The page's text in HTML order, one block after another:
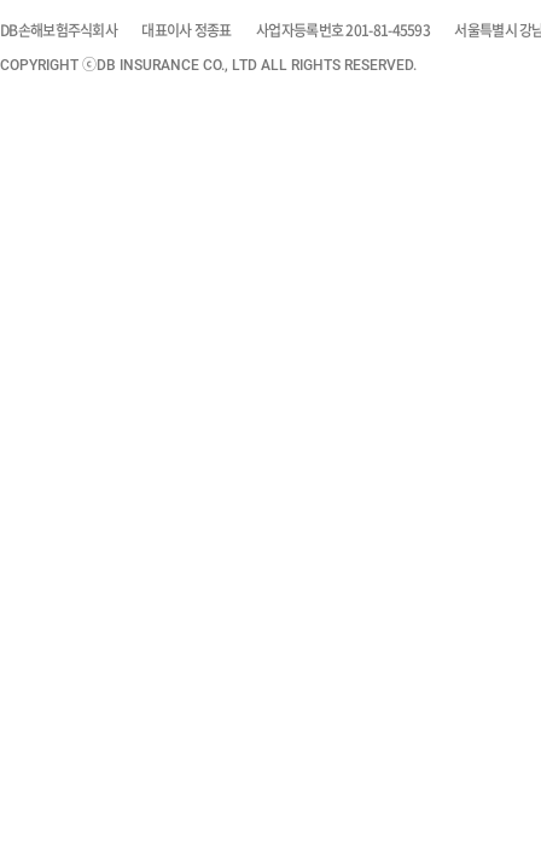
DB손해보험주식회사 대표이사 정종표 사업자등록번호 201-81-45593 서울특별시 강
COPYRIGHT ⓒDB INSURANCE CO., LTD ALL RIGHTS RESERVED.